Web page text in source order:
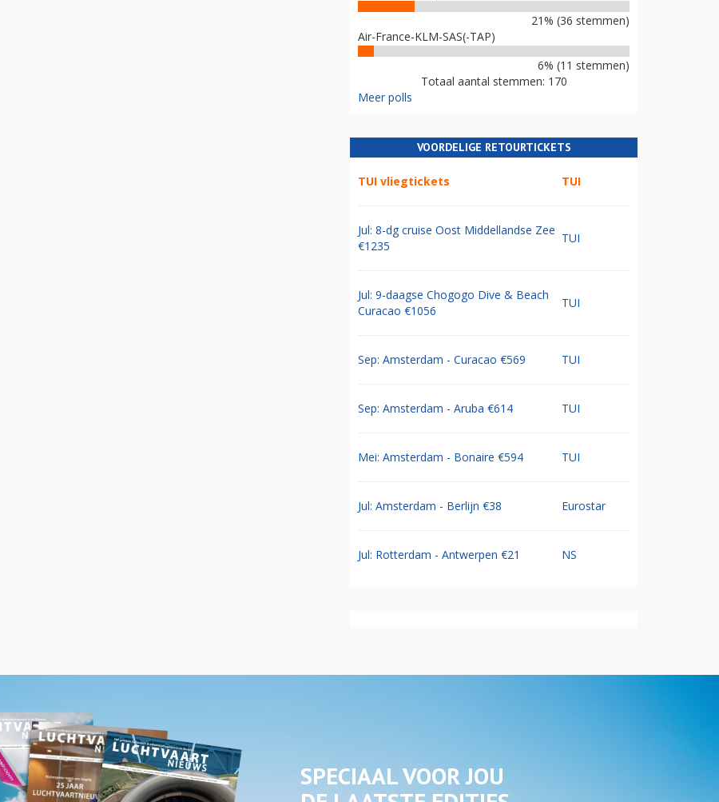
21% (36 stemmen)
Air-France-KLM-SAS(-TAP)
6% (11 stemmen)
Totaal aantal stemmen: 170
Meer polls
VOORDELIGE RETOURTICKETS
TUI vliegtickets TUI
Jul: 8-dg cruise Oost Middellandse Zee
€1235
TUI
Jul: 9-daagse Chogogo Dive & Beach
Curacao €1056
TUI
Sep: Amsterdam - Curacao €569 TUI
Sep: Amsterdam - Aruba €614 TUI
Mei: Amsterdam - Bonaire €594 TUI
Jul: Amsterdam - Berlijn €38 Eurostar
Jul: Rotterdam - Antwerpen €21 NS
SPECIAAL VOOR JOU